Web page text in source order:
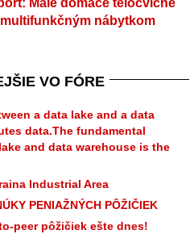
Malé domáce telocvične
nábytkom
VO FÓRE
a data lake and a data
data.The fundamental
and data warehouse is the
Industrial Area
PENIAŽNÝCH PÔŽIČIEK
peer pôžičiek ešte dnes!